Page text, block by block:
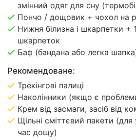
змінний одяг для сну
Пончо / дощовик + чохол на
Нижня білизна і шкарпетки +
шкарпеток
Баф (бандана або легка
Рекомендоване:
Трекінгові палиці
Наколінники (якщо є
Крем від засмаги, засіб від
Щільні сміттєвий пакети
час дощу)